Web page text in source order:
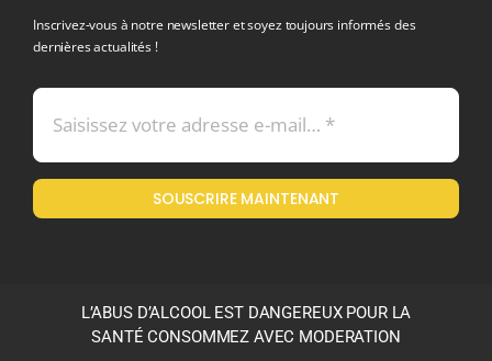
Mentions légales
Politique en matière de remboursements et de retours
Inscrivez-vous à notre newsletter et soyez toujours informés des
dernières actualités !
SOUSCRIRE MAINTENANT
L’ABUS D’ALCOOL EST DANGEREUX POUR LA
SANTÉ CONSOMMEZ AVEC MODERATION